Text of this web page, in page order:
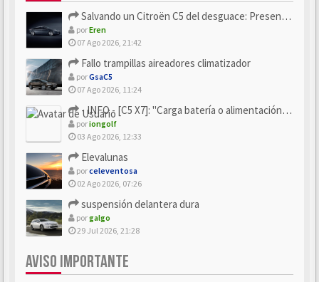
Salvando un Citroën C5 del desguace: Presentación y seguimiento
porEren
07 Ago 2026, 21:42
Fallo trampillas aireadores climatizador
porGsaC5
07 Ago 2026, 11:24
- INFO - [C5 X7]: "Carga batería o alimentación eléctri...
poriongolf
03 Ago 2026, 12:33
Elevalunas
porceleventosa
02 Ago 2026, 07:26
suspensión delantera dura
porgalgo
29 Jul 2026, 21:28
AVISO IMPORTANTE